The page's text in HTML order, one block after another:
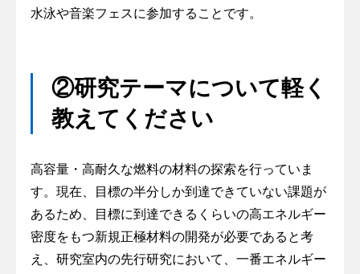
水泳や音楽フェスに参加することです。
②研究テーマについて軽く
教えてください
高容量・高耐久な燃料の材料の探索を行っていま
す。現在、目標の半分しか到達できていない課題が
あるため、目標に到達できるくらいの高エネルギー
密度をもつ新規正極材料の開発が必要であると考
え、研究室内の先行研究において、一番エネルギー